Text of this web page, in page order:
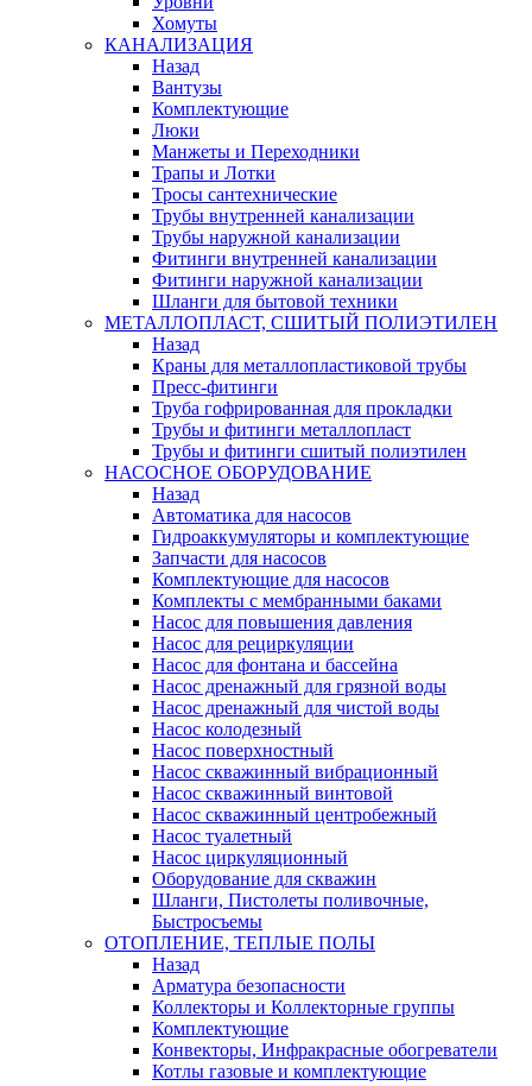
Хомуты
КАНАЛИЗАЦИЯ
Назад
Вантузы
Комплектующие
Люки
Манжеты и Переходники
Трапы и Лотки
Тросы сантехнические
Трубы внутренней канализации
Трубы наружной канализации
Фитинги внутренней канализации
Фитинги наружной канализации
Шланги для бытовой техники
МЕТАЛЛОПЛАСТ, СШИТЫЙ ПОЛИЭТИЛЕН
Назад
Краны для металлопластиковой трубы
Пресс-фитинги
Труба гофрированная для прокладки
Трубы и фитинги металлопласт
Трубы и фитинги сшитый полиэтилен
НАСОСНОЕ ОБОРУДОВАНИЕ
Назад
Автоматика для насосов
Гидроаккумуляторы и комплектующие
Запчасти для насосов
Комплектующие для насосов
Комплекты с мембранными баками
Насос для повышения давления
Насос для рециркуляции
Насос для фонтана и бассейна
Насос дренажный для грязной воды
Насос дренажный для чистой воды
Насос колодезный
Насос поверхностный
Насос скважинный вибрационный
Насос скважинный винтовой
Насос скважинный центробежный
Насос туалетный
Насос циркуляционный
Оборудование для скважин
Шланги, Пистолеты поливочные,
Быстросъемы
ОТОПЛЕНИЕ, ТЕПЛЫЕ ПОЛЫ
Назад
Арматура безопасности
Коллекторы и Коллекторные группы
Комплектующие
Конвекторы, Инфракрасные обогреватели
Котлы газовые и комплектующие